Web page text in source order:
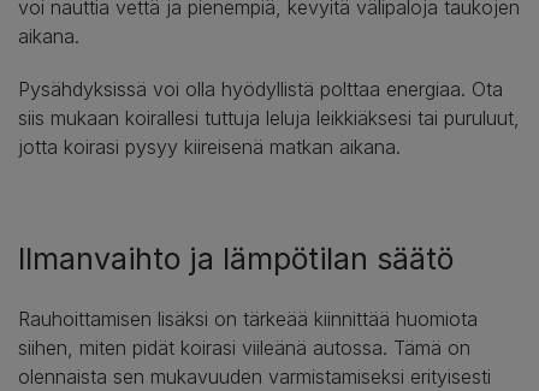
voi nauttia vettä ja pienempiä, kevyitä välipaloja taukojen
aikana.
Pysähdyksissä voi olla hyödyllistä polttaa energiaa. Ota
siis mukaan koirallesi tuttuja leluja leikkiäksesi tai puruluut,
jotta koirasi pysyy kiireisenä matkan aikana.
Ilmanvaihto ja lämpötilan säätö
Rauhoittamisen lisäksi on tärkeää kiinnittää huomiota
siihen, miten pidät koirasi viileänä autossa. Tämä on
olennaista sen mukavuuden varmistamiseksi erityisesti